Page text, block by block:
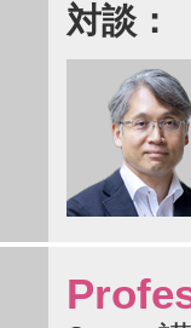
対談：